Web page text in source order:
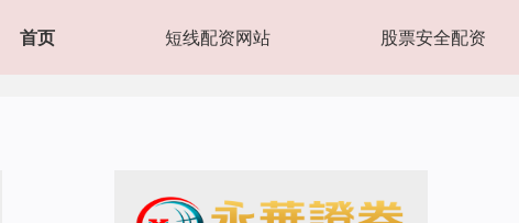
首页 短线配资网站 股票安全配资